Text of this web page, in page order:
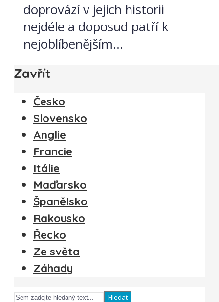
doprovází v jejich historii
nejdéle a doposud patří k
nejoblíbenějším...
Zavřít
Česko
Slovensko
Anglie
Francie
Itálie
Maďarsko
Španělsko
Rakousko
Řecko
Ze světa
Záhady
Hledat